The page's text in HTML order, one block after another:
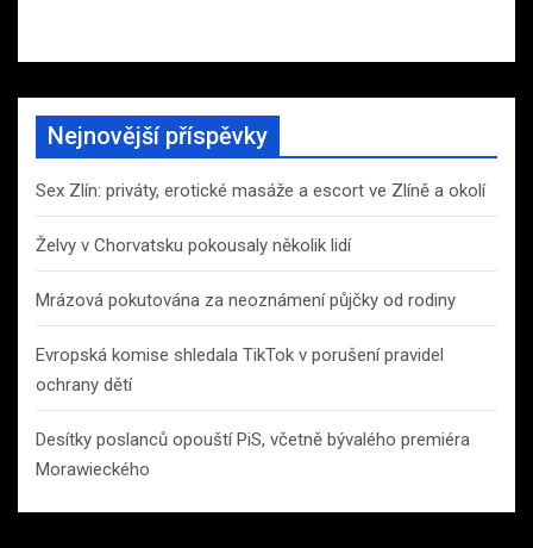
Nejnovější příspěvky
Sex Zlín: priváty, erotické masáže a escort ve Zlíně a okolí
Želvy v Chorvatsku pokousaly několik lidí
Mrázová pokutována za neoznámení půjčky od rodiny
Evropská komise shledala TikTok v porušení pravidel
ochrany dětí
Desítky poslanců opouští PiS, včetně bývalého premiéra
Morawieckého